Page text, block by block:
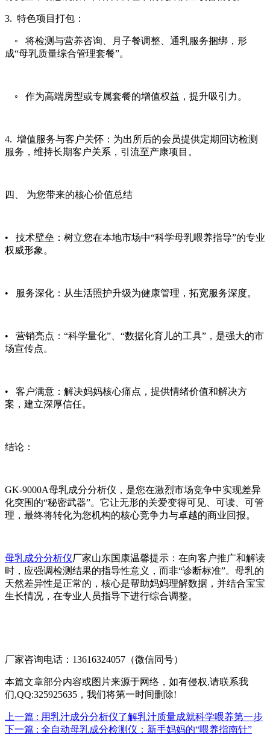
3. 特色项目打包：
◦ 将检测与营养咨询、月子餐调整、通乳服务捆绑，形
成“母乳质量综合管理套餐”。
◦ 作为高端房型或专属套餐的增值权益，提升吸引力。
4. 增值服务与客户关怀：为出所后的会员提供定期回访检测
服务，维持长期客户关系，引流至产康项目。
四、 为您带来的核心价值总结
• 技术壁垒：树立您在本地市场中“科学母乳喂养指导”的专业
权威形象。
• 服务深化：从生活照护升级为健康管理，拓宽服务深度。
• 营销亮点：“科学量化”、“数据化育儿的工具”，是强大的市
场宣传点。
• 客户满意：解决妈妈核心痛点，提供情绪价值和解决方
案，建立深厚信任。
结论：
GK-9000A母乳成分分析仪，是您在激烈市场竞争中实现差异
化突围的“秘密武器”。它让无形的关爱变得可见、可读、可管
理，最终将转化为您机构的核心竞争力与卓越的商业回报。
母乳成分分析仪厂家山东国康温馨提示：在向客户推广和解读
时，应强调检测结果的指导性意义，而非“诊断标准”。母乳的
天然差异性是正常的，核心是帮助妈妈理解数据，并结合宝宝
生长情况，在专业人员指导下进行综合调整。
厂家咨询电话：13616324057（微信同号）
本篇文章部分内容或图片来源于网络，如有侵权,请联系我
们,QQ:325925635，我们将第一时间删除!
上一篇 : 用乳汁成分分析仪了解乳汁质量成就科学喂养第一步
下一篇 : 全自动母乳成分检测仪：新手妈妈的“喂养指南针”